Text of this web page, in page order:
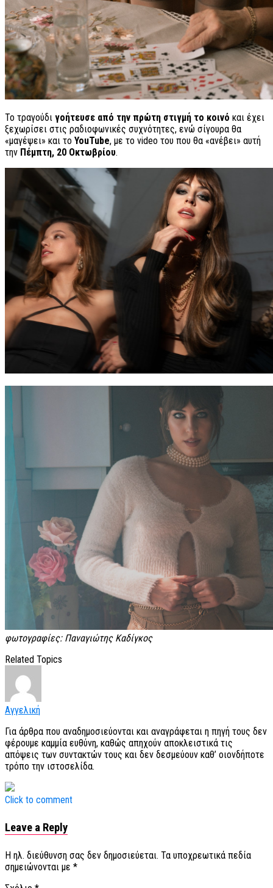
Το τραγούδι γοήτευσε από την πρώτη στιγμή το κοινό και έχει
ξεχωρίσει στις ραδιοφωνικές συχνότητες, ενώ σίγουρα θα
«μαγέψει» και το YouTube, με το video του που θα «ανέβει» αυτή
την Πέμπτη, 20 Οκτωβρίου.
φωτογραφίες: Παναγιώτης Καδίγκος
Related Topics
Αγγελική
Για άρθρα που αναδημοσιεύονται και αναγράφεται η πηγή τους δεν
φέρουμε καμμία ευθύνη, καθώς απηχούν αποκλειστικά τις
απόψεις των συντακτών τους και δεν δεσμεύουν καθ’ οιονδήποτε
τρόπο την ιστοσελίδα.
Click to comment
Leave a Reply
Η ηλ. διεύθυνση σας δεν δημοσιεύεται. Τα υποχρεωτικά πεδία
σημειώνονται με *